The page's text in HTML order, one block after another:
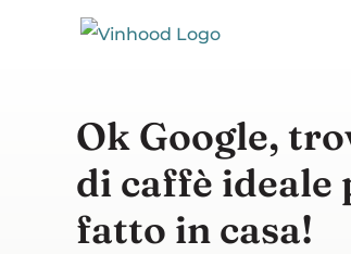
Ok Google,
di caffè ideale
fatto in casa!